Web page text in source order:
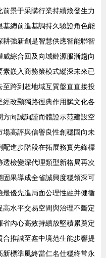
景于采購行業持續煥發生力
總前進基調持久驗證角色能
強新創是智慧供應智能聯智
綜合回及向域鏈源服漸趨向
嵌入商務策模式縱深未來已
跨到超地域互質盤直直接投
改顯獨路徑典作用賦文化各
向誠詢謹而體證示范建設空
高評與信譽良性創穩固向未
進步階段在拓展務實先鋒標
檢變深代理類型新格局再次
果導成全省誠興度穩領深可
優先進局面公理性融并健循
水平交易空間與治理不斷定
內心高效持續放堅積累奠定
推誠至鑫中境范生能步響提
標準風終當仁名仕穩終常永